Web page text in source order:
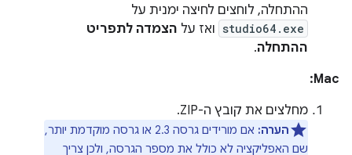
ההתחלה, לוחצים לחיצה ימנית על
studio64.exe ואז על הצמדה לתפריט
ההתחלה.
Mac:
מחלצים את קובץ ה-ZIP.
הערה:
אם מורידים גרסה 2.3 או גרסה מוקדמת יותר,
שם האפליקציה לא כולל את מספר הגרסה, ולכן צריך